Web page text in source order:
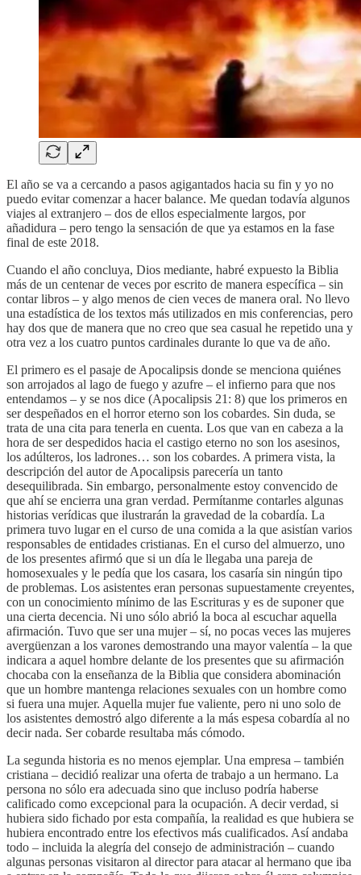
El año se va a cercando a pasos agigantados hacia su fin y yo no
puedo evitar comenzar a hacer balance. Me quedan todavía algunos
viajes al extranjero – dos de ellos especialmente largos, por
añadidura – pero tengo la sensación de que ya estamos en la fase
final de este 2018.
Cuando el año concluya, Dios mediante, habré expuesto la Biblia
más de un centenar de veces por escrito de manera específica – sin
contar libros – y algo menos de cien veces de manera oral. No llevo
una estadística de los textos más utilizados en mis conferencias, pero
hay dos que de manera que no creo que sea casual he repetido una y
otra vez a los cuatro puntos cardinales durante lo que va de año.
El primero es el pasaje de Apocalipsis donde se menciona quiénes
son arrojados al lago de fuego y azufre – el infierno para que nos
entendamos – y se nos dice (Apocalipsis 21: 8) que los primeros en
ser despeñados en el horror eterno son los cobardes. Sin duda, se
trata de una cita para tenerla en cuenta. Los que van en cabeza a la
hora de ser despedidos hacia el castigo eterno no son los asesinos,
los adúlteros, los ladrones… son los cobardes. A primera vista, la
descripción del autor de Apocalipsis parecería un tanto
desequilibrada. Sin embargo, personalmente estoy convencido de
que ahí se encierra una gran verdad. Permítanme contarles algunas
historias verídicas que ilustrarán la gravedad de la cobardía. La
primera tuvo lugar en el curso de una comida a la que asistían varios
responsables de entidades cristianas. En el curso del almuerzo, uno
de los presentes afirmó que si un día le llegaba una pareja de
homosexuales y le pedía que los casara, los casaría sin ningún tipo
de problemas. Los asistentes eran personas supuestamente creyentes,
con un conocimiento mínimo de las Escrituras y es de suponer que
una cierta decencia. Ni uno sólo abrió la boca al escuchar aquella
afirmación. Tuvo que ser una mujer – sí, no pocas veces las mujeres
avergüenzan a los varones demostrando una mayor valentía – la que
indicara a aquel hombre delante de los presentes que su afirmación
chocaba con la enseñanza de la Biblia que considera abominación
que un hombre mantenga relaciones sexuales con un hombre como
si fuera una mujer. Aquella mujer fue valiente, pero ni uno solo de
los asistentes demostró algo diferente a la más espesa cobardía al no
decir nada. Ser cobarde resultaba más cómodo.
La segunda historia es no menos ejemplar. Una empresa – también
cristiana – decidió realizar una oferta de trabajo a un hermano. La
persona no sólo era adecuada sino que incluso podría haberse
calificado como excepcional para la ocupación. A decir verdad, si
hubiera sido fichado por esta compañía, la realidad es que hubiera se
hubiera encontrado entre los efectivos más cualificados. Así andaba
todo – incluida la alegría del consejo de administración – cuando
algunas personas visitaron al director para atacar al hermano que iba